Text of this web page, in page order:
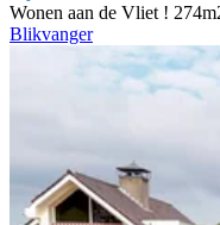
Wonen aan de Vliet !
Blikvanger